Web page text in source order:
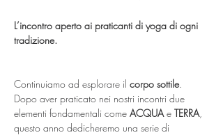
L’incontro aperto ai praticanti di yoga di ogni
tradizione.
Continuiamo ad esplorare il corpo sottile.
Dopo aver praticato nei nostri incontri due
elementi fondamentali come ACQUA e TERRA,
questo anno dedicheremo una serie di